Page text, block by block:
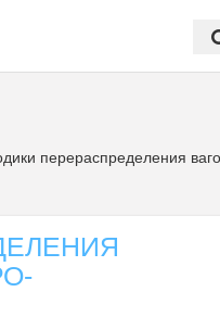
перераспределения